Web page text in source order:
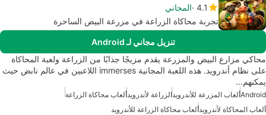
4.1 المجاني
تجربة محاكاة الزراعة في مزرعة البيض الساحرة
تنزيل مجاني لـ Android
محاكي مزارع البيض والمزرعة يقدم مزيجًا جذابًا من الزراعة ولعبة المحاكاة
على نظام أندرويد. هذه اللعبة المجانية immerses اللاعبين في عالم نابض حيث
يمكنهم…
Androidألعاب المزرعة للأندرويدالزراعة لأندرويدألعاب محاكاة الزراعة
ألعاب المحاكاة لأندرويدألعاب محاكاة الزراعة للأندرويد